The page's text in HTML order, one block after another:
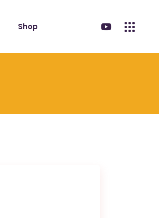
Shop